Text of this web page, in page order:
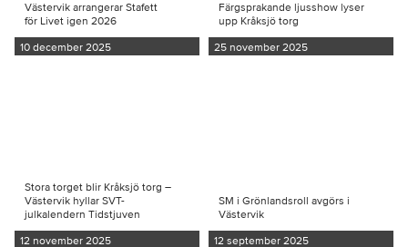
Västervik arrangerar Stafett
för Livet igen 2026
10 december 2025
Färgsprakande ljusshow lyser
upp Kråksjö torg
25 november 2025
Stora torget blir Kråksjö torg –
Västervik hyllar SVT-
julkalendern Tidstjuven
12 november 2025
SM i Grönlandsroll avgörs i
Västervik
12 september 2025